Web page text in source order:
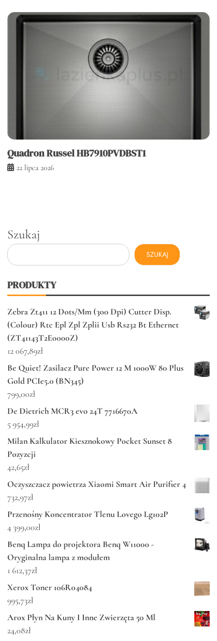
Quadron Russel HB7910PVDBST1
22 lipca 2026
Szukaj
SZUKAJ
PRODUKTY
Zebra Zt411 12 Dots/Mm (300 Dpi) Cutter Disp.
(Colour) Rtc Epl Zpl Zplii Usb Rs232 Bt Ethernet
(ZT41143T2E0000Z)
12 067,89zł
Be Quiet! Zasilacz Pure Power 12 M 1000W 80 Plus
Gold PCIe5.0 (BN345)
799,00zł
De Dietrich MCR3 evo 24T 7716670A
5 954,99zł
Milan Kalkulator Kiesznokowy Pocket Sunset 8
Pozyzcji
42,65zł
Oczyszczacz powietrza Xiaomi Smart Air Purifier 4
732,97zł
Przenośny Koncentrator Tlenu Lovego Lg102P
4 399,00zł
Benq Lampa do projektora Benq W11000 -
Oryginalna lampa z modułem
1 612,37zł
Xerox Toner 106R04084
995,73zł
Arox Płyn Na Kuny I Inne Zwierzęta 50 Ml
24,08zł